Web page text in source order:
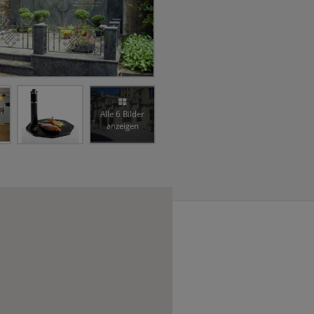
Alle 6 Bilder
anzeigen